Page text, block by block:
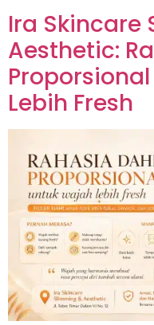
Ira Skincare
Aesthetic:
Lebih Fresh